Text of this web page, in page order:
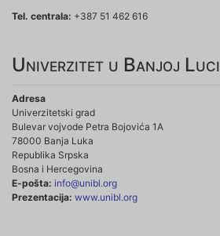
Tel. centrala: +387 51 462 616
Univerzitet u Banjoj Luci
Adresa
Univerzitetski grad
Bulevar vojvode Petra Bojovića 1A
78000 Banja Luka
Republika Srpska
Bosna i Hercegovina
E-pošta: info@unibl.org
Prezentacija: www.unibl.org